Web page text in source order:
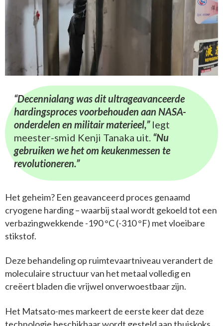
“Decennialang was dit ultrageavanceerde
hardingsproces voorbehouden aan NASA-
onderdelen en militair materieel,”legt
meester-smid Kenji Tanaka uit. “Nu
gebruiken we het om keukenmessen te
revolutioneren.”
Het geheim? Een geavanceerd proces genaamd
cryogene harding – waarbij staal wordt gekoeld tot een
verbazingwekkende -190 °C (-310 °F) met vloeibare
stikstof.
Deze behandeling op ruimtevaartniveau verandert de
moleculaire structuur van het metaal volledig en
creëert bladen die vrijwel onverwoestbaar zijn.
Het Matsato-mes markeert de eerste keer dat deze